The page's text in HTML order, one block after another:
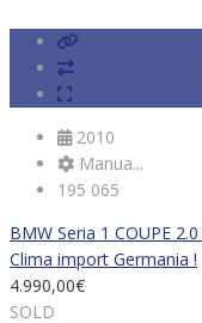
2010
Manua...
195 065
BMW Seria 1 COUPE
Clima import Germania !
4.990,00€
SOLD